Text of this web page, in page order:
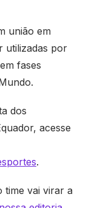
união em
utilizadas por
fases
dos
acesse
.
time vai virar a